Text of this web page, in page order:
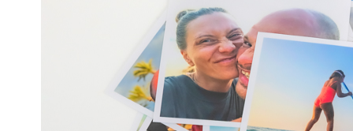
Выберите из списка:
15х15
15х20
20х20
20х30
30х30
30х40
Фото
в